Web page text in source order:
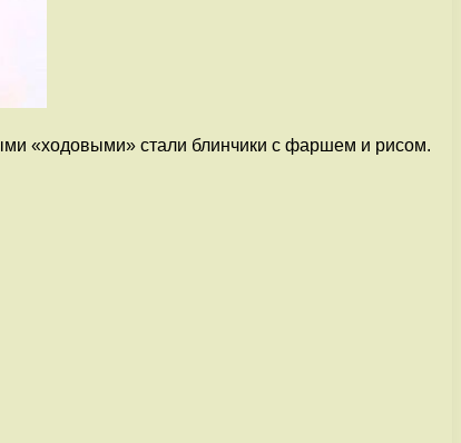
«ходовыми» стали блинчики с фаршем и рисом.